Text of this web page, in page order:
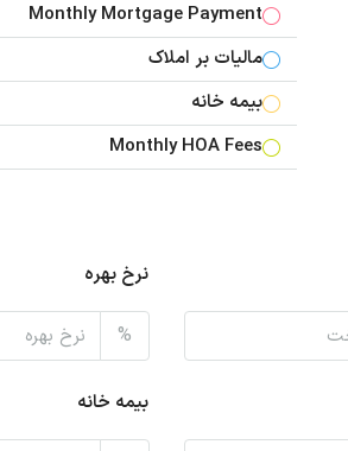
Monthly Mortgage Payment
مالیات بر املاک
بیمه خانه
Monthly HOA Fees
نرخ بهره
%
بیمه خانه